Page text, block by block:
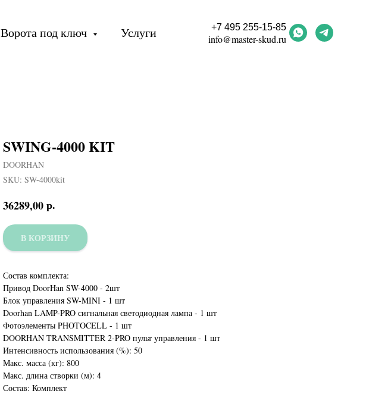
Ворота под ключ Услуги +7 495 255-15-85
info@master-skud.ru
SWING-4000 KIT
DOORHAN
SKU: SW-4000kit
36289,00р.
В КОРЗИНУ
Состав комплекта:
Привод DoorHan SW-4000 - 2шт
Блок управления SW-MINI - 1 шт
Doorhan LAMP-PRO сигнальная светодиодная лампа - 1 шт
Фотоэлементы PHOTOCELL - 1 шт
DOORHAN TRANSMITTER 2-PRO пульт управления - 1 шт
Интенсивность использования (%): 50
Макс. масса (кг): 800
Макс. длина створки (м): 4
Состав: Комплект